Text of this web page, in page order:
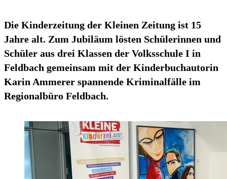
Die Kinderzeitung der Kleinen Zeitung ist 15
Jahre alt. Zum Jubiläum lösten Schülerinnen und
Schüler aus drei Klassen der Volksschule I in
Feldbach gemeinsam mit der Kinderbuchautorin
Karin Ammerer spannende Kriminalfälle im
Regionalbüro Feldbach.